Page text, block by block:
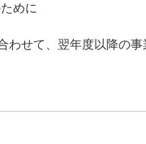
めに
わせて、翌年度以降の事